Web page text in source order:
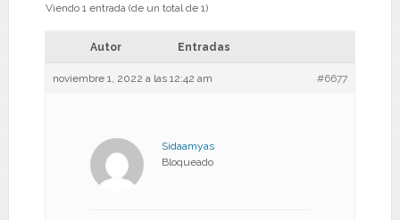
Viendo 1 entrada (de un total de 1)
Autor Entradas
noviembre 1, 2022 a las 12:42 am #6677
Sidaamyas
Bloqueado